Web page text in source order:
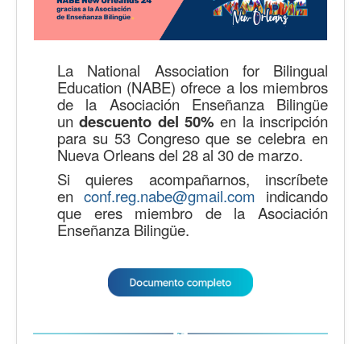
La National Association for Bilingual
Education (NABE) ofrece a los miembros
de la Asociación Enseñanza Bilingüe
undescuento del 50% en la inscripción
para su 53 Congreso que se celebra en
Nueva Orleans del 28 al 30 de marzo.
Si quieres acompañarnos, inscríbete
en conf.reg.nabe@gmail.com indicando
que eres miembro de la Asociación
Enseñanza Bilingüe.